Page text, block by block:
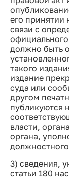
его принятии
связи с
должно быть
такого
издание
суда или
другом
публикуются
власти,
органа,
3) сведения,
статьи 180